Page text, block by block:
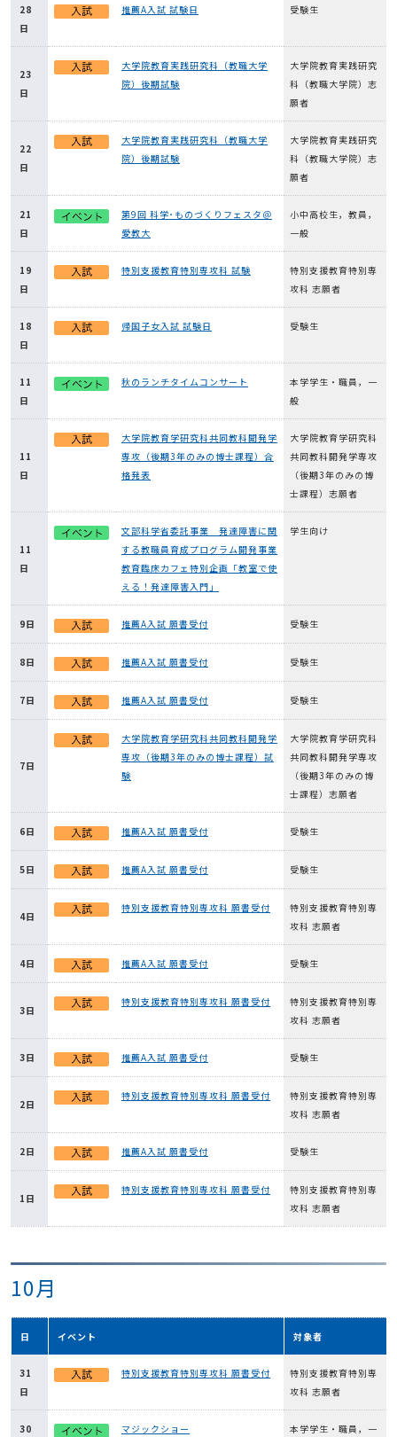
28
日
推薦A入試 試験日 受験生
23
日
大学院教育実践研究科（教職大学
院）後期試験
大学院教育実践研究
科（教職大学院）志
願者
22
日
大学院教育実践研究科（教職大学
院）後期試験
大学院教育実践研究
科（教職大学院）志
願者
21
日
第9回 科学･ものづくりフェスタ＠
愛教大
小中高校生，教員，
一般
19
日
特別支援教育特別専攻科 試験
特別支援教育特別専
攻科 志願者
18
日
帰国子女入試 試験日 受験生
11
日
秋のランチタイムコンサート
本学学生・職員，一
般
11
日
大学院教育学研究科共同教科開発学
専攻（後期3年のみの博士課程）合
格発表
大学院教育学研究科
共同教科開発学専攻
（後期3年のみの博
士課程）志願者
11
日
文部科学省委託事業 発達障害に関
する教職員育成プログラム開発事業
教育臨床カフェ特別企画「教室で使
える！発達障害入門」
学生向け
9日 推薦A入試 願書受付 受験生
8日 推薦A入試 願書受付 受験生
7日 推薦A入試 願書受付 受験生
7日
大学院教育学研究科共同教科開発学
専攻（後期3年のみの博士課程）試
験
大学院教育学研究科
共同教科開発学専攻
（後期3年のみの博
士課程）志願者
6日 推薦A入試 願書受付 受験生
5日 推薦A入試 願書受付 受験生
4日
特別支援教育特別専攻科 願書受付
特別支援教育特別専
攻科 志願者
4日 推薦A入試 願書受付 受験生
3日
特別支援教育特別専攻科 願書受付
特別支援教育特別専
攻科 志願者
3日 推薦A入試 願書受付 受験生
2日
特別支援教育特別専攻科 願書受付
特別支援教育特別専
攻科 志願者
2日 推薦A入試 願書受付 受験生
1日
特別支援教育特別専攻科 願書受付
特別支援教育特別専
攻科 志願者
10月
日 イベント 対象者
31
日
特別支援教育特別専攻科 願書受付
特別支援教育特別専
攻科 志願者
30 マジックショー 本学学生・職員，一